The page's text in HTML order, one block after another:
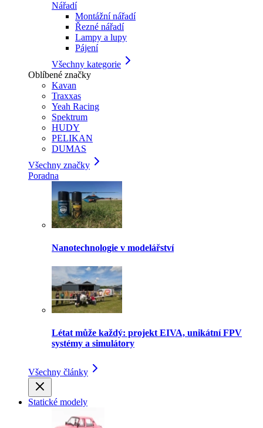
Nářadí
Montážní nářadí
Řezné nářadí
Lampy a lupy
Pájení
Všechny kategorie
Oblíbené značky
Kavan
Traxxas
Yeah Racing
Spektrum
HUDY
PELIKAN
DUMAS
Všechny značky
Poradna
Nanotechnologie v modelářství
Létat může každý: projekt EIVA, unikátní FPV
systémy a simulátory
Všechny články
Statické modely